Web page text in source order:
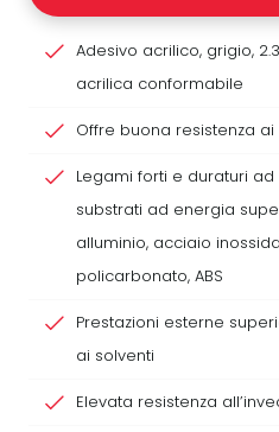
Adesivo acrilico, grigio,
acrilica conformabile
Offre buona resistenza
Legami forti e duraturi
substrati ad energia
alluminio, acciaio
policarbonato, ABS
Prestazioni esterne
ai solventi
Elevata resistenza